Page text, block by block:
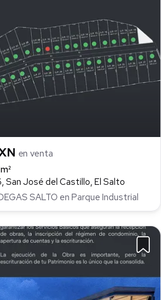
en venta
San José del Castillo, El Salto
SALTO en Parque Industrial